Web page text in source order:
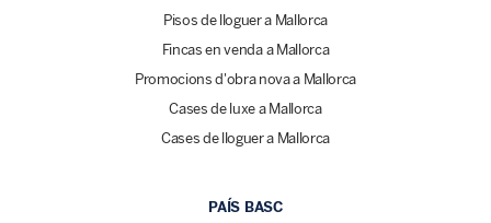
Pisos de lloguer a Mallorca
Fincas en venda a Mallorca
Promocions d'obra nova a Mallorca
Cases de luxe a Mallorca
Cases de lloguer a Mallorca
PAÍS BASC